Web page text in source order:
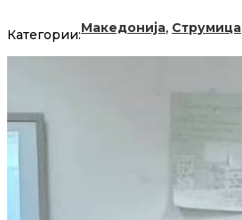
Категории:Македонија, Струмица